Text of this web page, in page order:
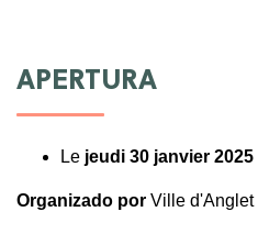
APERTURA
Le jeudi 30 janvier 2025
Organizado por Ville d'Anglet